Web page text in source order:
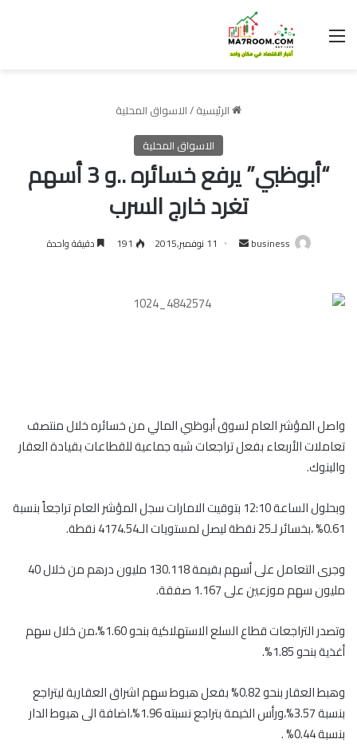
القائمة
الرئيسية/الاسواق المحلية
الاسواق المحلية
“أبوظبي” يرفع خسائره ..و 3 أسهم
تغرد خارج السرب
business
أرسل 11 نوفمبر,2015 191 دقيقة واحدة
واصل المؤشر العام لسوق أبوظبي المالي من خسائره خلال منتصف
تعاملات الأربعاء بفعل تراجعات شبه جماعية للقطاعات بقيادة العقار
والبنوك.
وبحلول الساعة 12:10 بتوقيت الامارات سجل المؤشر العام تراجعاً بنسبة
0.61% ،بخسائر لـ25 نقطة ليصل لمستويات الـ4174.54 نقطة.
وجرى التعامل على أسهم بقيمة 130.118 مليون درهم من خلال 40
مليون سهم موزعين على 1.167 صفقة.
وتصدر التراجعات قطاع السلع الاستهلاكية بنحو 1.60%،من خلال سهم
أغذية بنحو 1.85%.
وهبط العقار بنحو 0.82% بفعل هبوط سهم اشراق العقارية ليتراجع
بنسبة 3.57%،ورأس الخيمة بتراجع نسبته 1.96%،اضافة الى هبوط الدار
بنسبة 0.44% .